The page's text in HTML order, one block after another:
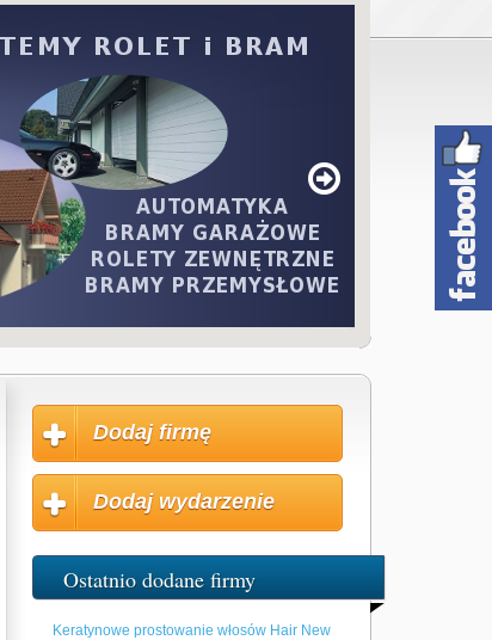
Dodaj firmę
Dodaj wydarzenie
Ostatnio dodane firmy
Keratynowe prostowanie włosów Hair New